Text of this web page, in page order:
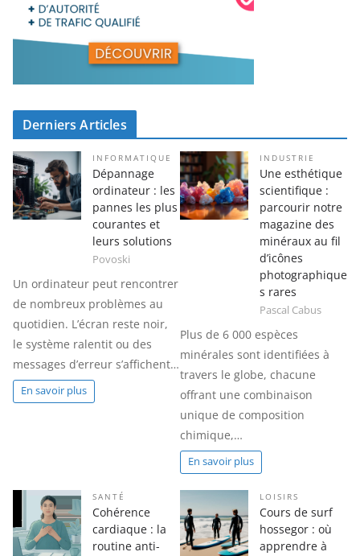
Derniers Articles
INFORMATIQUE
Dépannage
ordinateur : les
pannes les plus
courantes et
leurs solutions
Povoski
Un ordinateur peut rencontrer
de nombreux problèmes au
quotidien. L’écran reste noir,
le système ralentit ou des
messages d’erreur s’affichent…
En savoir plus
INDUSTRIE
Une esthétique
scientifique :
parcourir notre
magazine des
minéraux au fil
d’icônes
photographique
s rares
Pascal Cabus
Plus de 6 000 espèces
minérales sont identifiées à
travers le globe, chacune
offrant une combinaison
unique de composition
chimique,…
En savoir plus
SANTÉ
Cohérence
cardiaque : la
routine anti-
LOISIRS
Cours de surf
hossegor : où
apprendre à